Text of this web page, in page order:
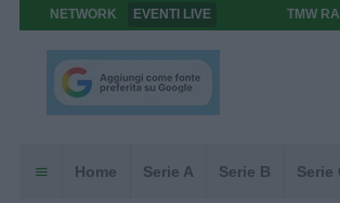
NETWORK EVENTI LIVE TMW
Home Serie A Serie B Serie